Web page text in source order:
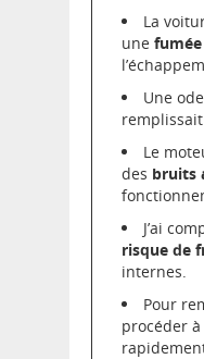
La
une
Une
remplissait
Le
des bruits
J’ai
risque de
internes.
Pour
procéder